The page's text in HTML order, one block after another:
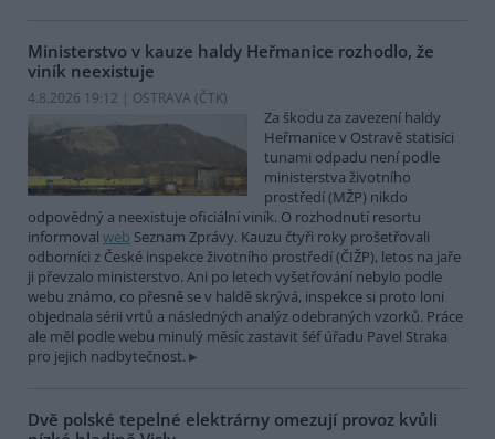
Ministerstvo v kauze haldy Heřmanice rozhodlo, že
viník neexistuje
4.8.2026 19:12 | OSTRAVA (ČTK)
Za škodu za zavezení haldy
Heřmanice v Ostravě statisíci
tunami odpadu není podle
ministerstva životního
prostředí (MŽP) nikdo
odpovědný a neexistuje oficiální viník. O rozhodnutí resortu
informoval web Seznam Zprávy. Kauzu čtyři roky prošetřovali
odborníci z České inspekce životního prostředí (ČIŽP), letos na jaře
ji převzalo ministerstvo. Ani po letech vyšetřování nebylo podle
webu známo, co přesně se v haldě skrývá, inspekce si proto loni
objednala sérii vrtů a následných analýz odebraných vzorků. Práce
ale měl podle webu minulý měsíc zastavit šéf úřadu Pavel Straka
pro jejich nadbytečnost.
Dvě polské tepelné elektrárny omezují provoz kvůli